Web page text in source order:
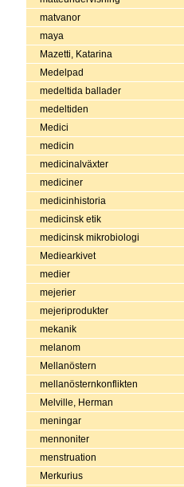
matvanor
maya
Mazetti, Katarina
Medelpad
medeltida ballader
medeltiden
Medici
medicin
medicinalväxter
mediciner
medicinhistoria
medicinsk etik
medicinsk mikrobiologi
Mediearkivet
medier
mejerier
mejeriprodukter
mekanik
melanom
Mellanöstern
mellanösternkonflikten
Melville, Herman
meningar
mennoniter
menstruation
Merkurius